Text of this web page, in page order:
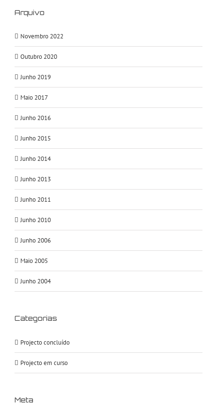
Arquivo
Novembro 2022
Outubro 2020
Junho 2019
Maio 2017
Junho 2016
Junho 2015
Junho 2014
Junho 2013
Junho 2011
Junho 2010
Junho 2006
Maio 2005
Junho 2004
Categorias
Projecto concluído
Projecto em curso
Meta